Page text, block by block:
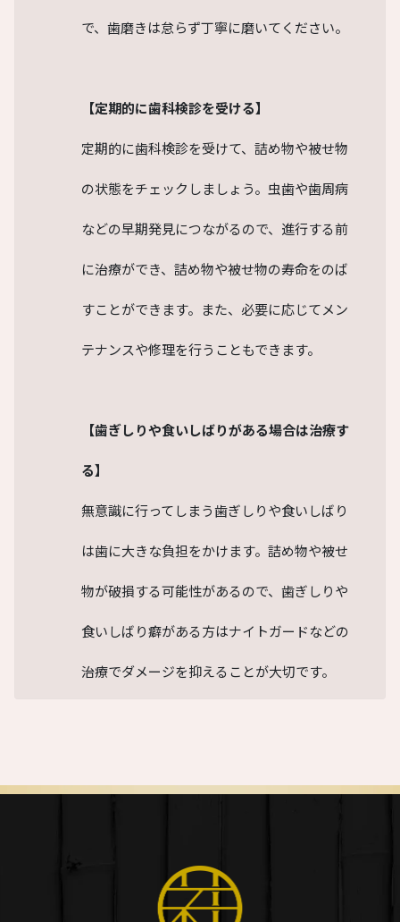
で、歯磨きは怠らず丁寧に磨いてください。
【定期的に歯科検診を受ける】
定期的に歯科検診を受けて、詰め物や被せ物
の状態をチェックしましょう。虫歯や歯周病
などの早期発見につながるので、進行する前
に治療ができ、詰め物や被せ物の寿命をのば
すことができます。また、必要に応じてメン
テナンスや修理を行うこともできます。
【歯ぎしりや食いしばりがある場合は治療す
る】
無意識に行ってしまう歯ぎしりや食いしばり
は歯に大きな負担をかけます。詰め物や被せ
物が破損する可能性があるので、歯ぎしりや
食いしばり癖がある方はナイトガードなどの
治療でダメージを抑えることが大切です。